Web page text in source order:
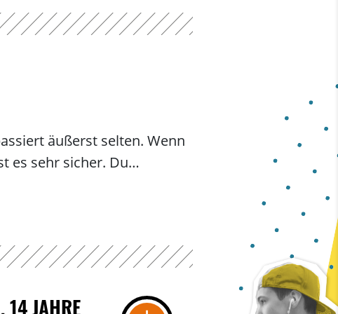
äußerst selten. Wenn
es sehr sicher. Du…
14 JAHRE